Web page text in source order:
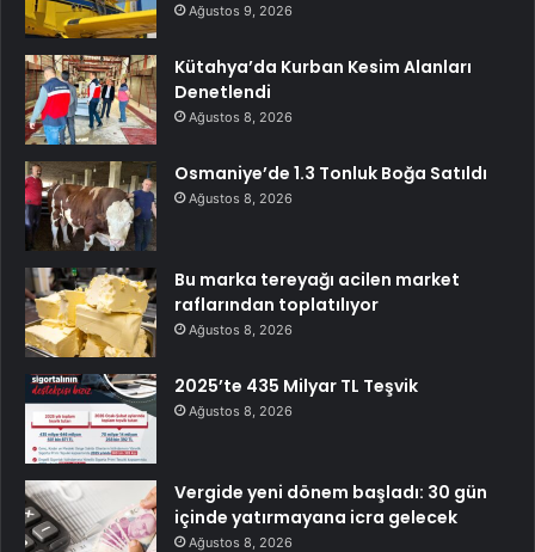
Ağustos 9, 2026
Kütahya’da Kurban Kesim Alanları
Denetlendi
Ağustos 8, 2026
Osmaniye’de 1.3 Tonluk Boğa Satıldı
Ağustos 8, 2026
Bu marka tereyağı acilen market
raflarından toplatılıyor
Ağustos 8, 2026
2025’te 435 Milyar TL Teşvik
Ağustos 8, 2026
Vergide yeni dönem başladı: 30 gün
içinde yatırmayana icra gelecek
Ağustos 8, 2026